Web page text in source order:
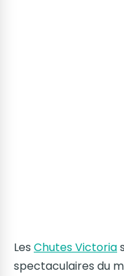
Les Chutes Victoria
spectaculaires du